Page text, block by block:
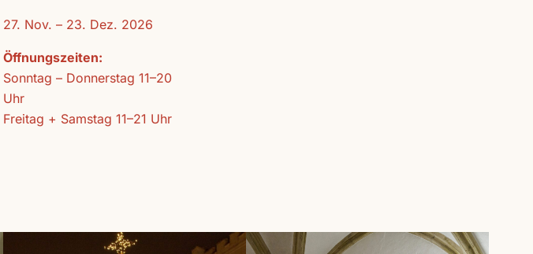
27. Nov. – 23. Dez. 2026
Öffnungszeiten:
Sonntag – Donnerstag 11–20
Uhr
Freitag + Samstag 11–21 Uhr